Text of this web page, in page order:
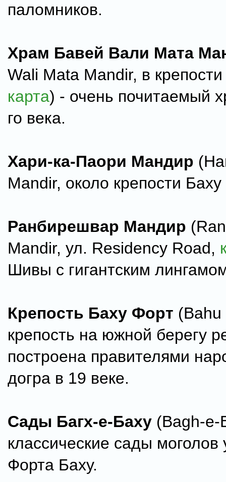
паломников.
Храм Бавей Вали Мата
Wali Mata Mandir, в
карта) - очень почитаемый
го века.
Хари-ка-Паори Мандир
Mandir, около крепости
Ранбирешвар Мандир
Mandir, ул. Residency Road,
Шивы с гигантским
Крепость Баху Форт
крепость на южной берегу
построена правителями
догра в 19 веке.
Сады Багх-е-Баху (Bagh-
классические сады моголов
Форта Баху.